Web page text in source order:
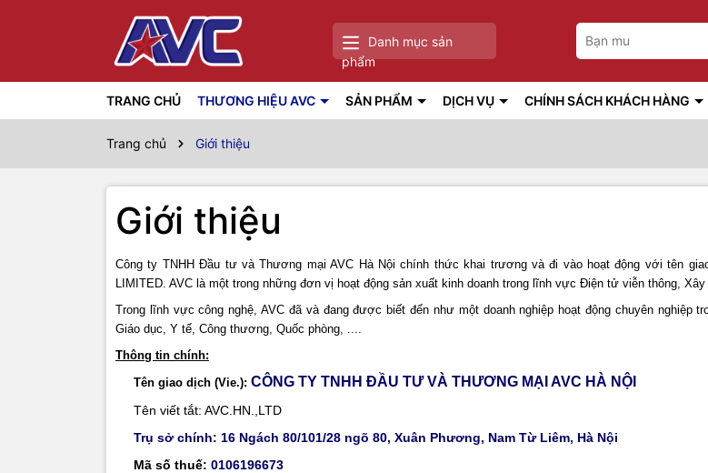
Danh mục sản
phẩm
TRANG CHỦ THƯƠNG HIỆU AVC SẢN PHẨM DỊCH VỤ CHÍNH SÁCH KHÁCH HÀNG
Trang chủ Giới thiệu
Giới thiệu
Công ty TNHH Đầu tư và Thương mại AVC Hà Nội chính thức khai trương và đi vào hoạt động với tên
LIMITED. AVC là một trong những đơn vị hoạt động sản xuất kinh doanh trong lĩnh vực Điện tử viễn thông,
Trong lĩnh vực công nghệ, AVC đã và đang được biết đến như một doanh nghiệp hoạt động chuyên nghiệp
Giáo dục, Y tế, Công thương, Quốc phòng, .
Thông tin chính:
Tên giao dịch (Vie.): CÔNG TY TNHH ĐẦU TƯ VÀ THƯƠNG MẠI AVC HÀ NỘI
Tên viết tắt: AVC.HN.,LTD
Trụ sở chính: 16 Ngách 80/101/28 ngõ 80, Xuân Phương, Nam Từ Liêm, Hà Nội
Mã số thuế: 0106196673